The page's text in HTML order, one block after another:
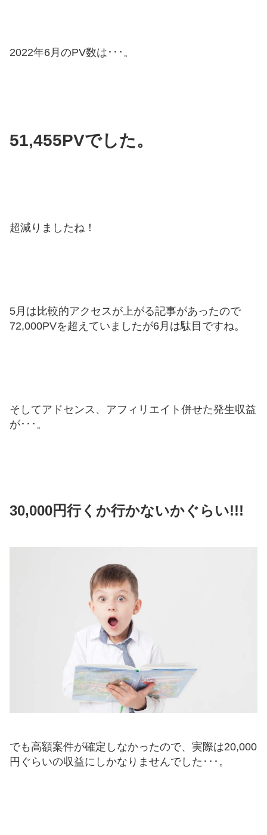
2022年6月のPV数は･･･。
51,455PVでした。
超減りましたね！
5月は比較的アクセスが上がる記事があったので
72,000PVを超えていましたが6月は駄目ですね。
そしてアドセンス、アフィリエイト併せた発生収益
が･･･。
30,000円行くか行かないかぐらい!!!
でも高額案件が確定しなかったので、実際は20,000
円ぐらいの収益にしかなりませんでした･･･。